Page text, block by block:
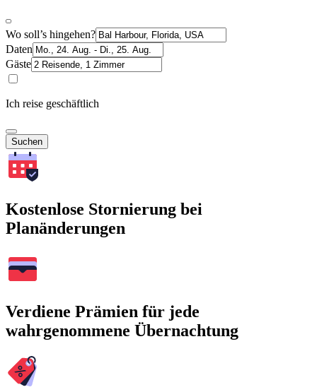
Wo soll’s hingehen?
Daten
Gäste
Ich reise geschäftlich
Suchen
Kostenlose Stornierung bei
Planänderungen
Verdiene Prämien für jede
wahrgenommene Übernachtung